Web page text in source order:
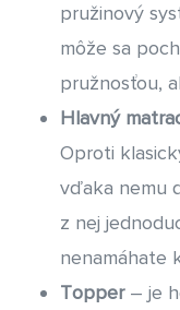
pružinový
môže sa
pružnosťou,
Hlavný
Oproti
vďaka nemu
z nej
nenamáhate
Topper– je